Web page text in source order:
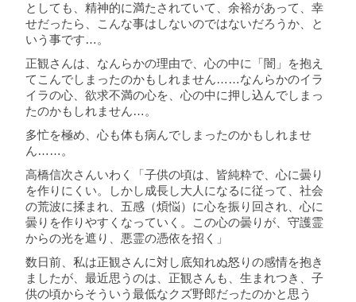
としても、精神的に満たされていて、余裕があって、幸
せだったら、こんな事はしないのではないだろうか、と
いう事です…。
正観さんは、なんらかの理由で、心の中に「闇」を抱え
てこんでしまったのかもしれません……なんらかのイラ
イラの心、欲求不満の心を、心の中に押し込んでしまっ
たのかもしれません…。
多忙を極め、心も体も病んでしまったのかもしれませ
ん……。
高橋信次さんいわく「子供の頃は、皆純粋で、心に曇り
を作りにくい。しかし成長し大人になるに従って、社会
の荒波に揉まれ、五感（煩悩）に心を振り回され、心に
曇りを作りやすくなっていく。この心の曇りが、守護霊
からの光を遮り、悪霊の憑依を招く」
数日前、私は正観さんに対し底知れぬ怒りの感情を抱き
ましたが、最近思うのは、正観さんも、生まれつき、子
供の頃からそういう最低なクズ野郎だったのかと思う